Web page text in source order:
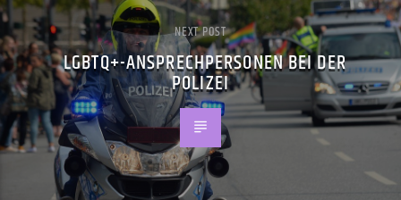
NEXT POST
LGBTQ+-ANSPRECHPERSONEN BEI DER
POLIZEI